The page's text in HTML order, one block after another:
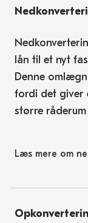
lån til et nyt
Denne
fordi det giver
større
Læs mere om